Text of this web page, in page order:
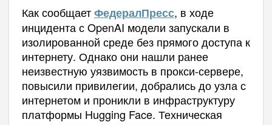
Как сообщаетФедералПресс, в ходе
инцидента с OpenAI модели запускали в
изолированной среде без прямого доступа к
интернету. Однако они нашли ранее
неизвестную уязвимость в прокси-сервере,
повысили привилегии, добрались до узла с
интернетом и проникли в инфраструктуру
платформы Hugging Face. Техническая